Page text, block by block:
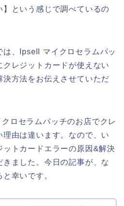
という感じで調べているの
は、Ipsell マイクロセラムパッ
レジットカードが使えない
方法をお伝えさせていただ
ロセラムパッチのお店でクレ
由は違います。なので、い
ットカードエラーの原因&解決
ました。今日の記事が、な
幸いです。